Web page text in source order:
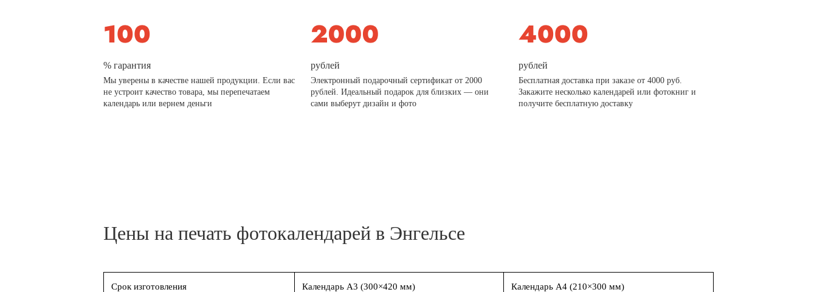
% гарантия
Мы уверены в качестве нашей продукции. Если вас
не устроит качество товара, мы перепечатаем
календарь или вернем деньги
рублей
Электронный подарочный сертификат от 2000
рублей. Идеальный подарок для близких — они
сами выберут дизайн и фото
рублей
Бесплатная доставка при заказе от 4000 руб.
Закажите несколько календарей или фотокниг и
получите бесплатную доставку
Цены на печать фотокалендарей в Энгельсе
Срок изготовления Календарь А3 (300×420 мм) Календарь А4 (210×300 мм)